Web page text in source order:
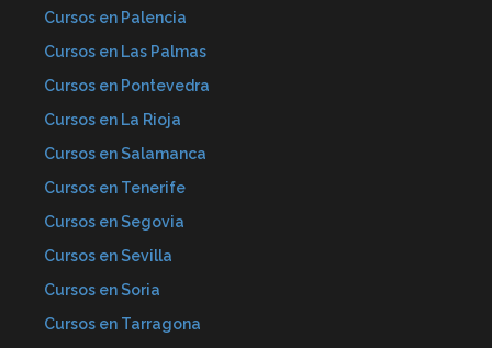
Cursos en Palencia
Cursos en Las Palmas
Cursos en Pontevedra
Cursos en La Rioja
Cursos en Salamanca
Cursos en Tenerife
Cursos en Segovia
Cursos en Sevilla
Cursos en Soria
Cursos en Tarragona